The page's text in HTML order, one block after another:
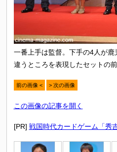
一番上手は監督。下手の4人が
違うところを表現したセットの
前の画像 < > 次の画像
この画像の記事を開く
[PR] 戦国時代カードゲーム「秀